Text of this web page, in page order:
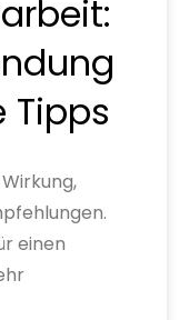
Tipps
einen